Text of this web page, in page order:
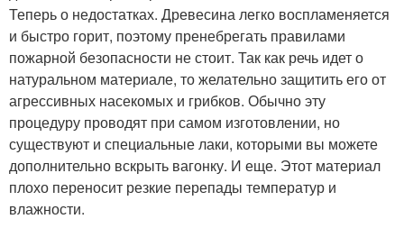
Теперь о недостатках. Древесина легко воспламеняется
и быстро горит, поэтому пренебрегать правилами
пожарной безопасности не стоит. Так как речь идет о
натуральном материале, то желательно защитить его от
агрессивных насекомых и грибков. Обычно эту
процедуру проводят при самом изготовлении, но
существуют и специальные лаки, которыми вы можете
дополнительно вскрыть вагонку. И еще. Этот материал
плохо переносит резкие перепады температур и
влажности.